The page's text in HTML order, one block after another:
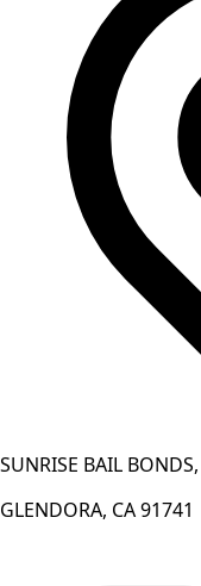
SUNRISE BAIL
GLENDORA, CA 91741